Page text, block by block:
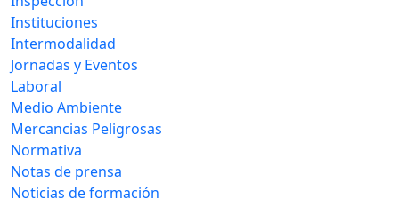
Instituciones
Intermodalidad
Jornadas y Eventos
Laboral
Medio Ambiente
Mercancias Peligrosas
Normativa
Notas de prensa
Noticias de formación